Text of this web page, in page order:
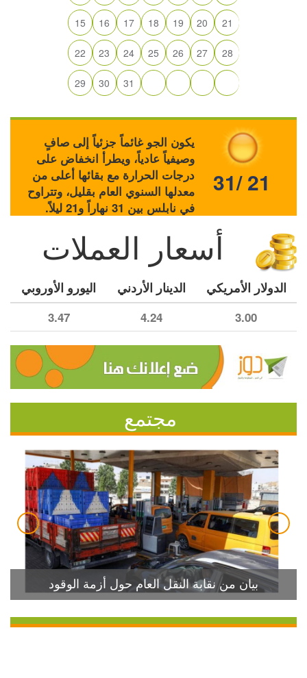
15 16 17 18 19 20 21
22 23 24 25 26 27 28
29 30 31
يكون الجو غائماً جزئياً إلى صافٍ
وصيفياً عادياً، ويطرأ انخفاض على
درجات الحرارة مع بقائها أعلى من
معدلها السنوي العام بقليل، وتتراوح
في نابلس بين 31 نهاراً و21 ليلاً.
31/ 21
أسعار العملات
الدولار الأمريكي الدينار الأردني اليورو الأوروبي
3.00
4.24
3.47
مجتمع
بيان من نقابة النقل العام حول أزمة الوقود